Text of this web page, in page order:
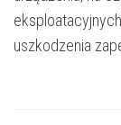
uszkodzenia